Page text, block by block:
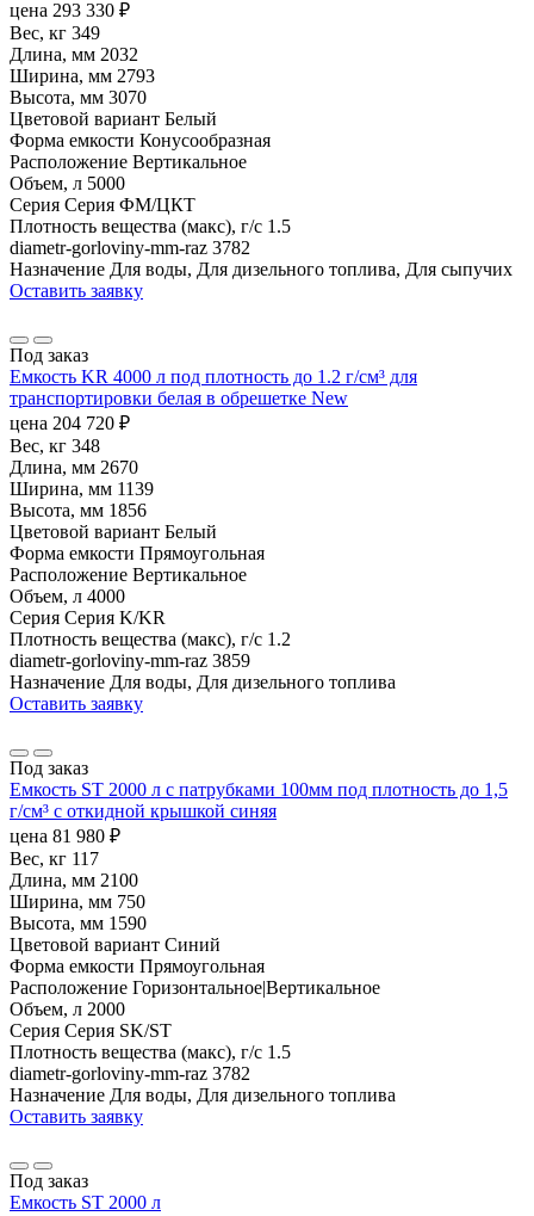
цена 293 330 ₽
Вес, кг 349
Длина, мм 2032
Ширина, мм 2793
Высота, мм 3070
Цветовой вариант Белый
Форма емкости Конусообразная
Расположение Вертикальное
Объем, л 5000
Серия Серия ФМ/ЦКТ
Плотность вещества (макс), г/с 1.5
diametr-gorloviny-mm-raz 3782
Назначение Для воды, Для дизельного топлива, Для сыпучих
Оставить заявку
Под заказ
Емкость KR 4000 л под плотность до 1.2 г/см³ для
транспортировки белая в обрешетке New
цена 204 720 ₽
Вес, кг 348
Длина, мм 2670
Ширина, мм 1139
Высота, мм 1856
Цветовой вариант Белый
Форма емкости Прямоугольная
Расположение Вертикальное
Объем, л 4000
Серия Серия K/KR
Плотность вещества (макс), г/с 1.2
diametr-gorloviny-mm-raz 3859
Назначение Для воды, Для дизельного топлива
Оставить заявку
Под заказ
Емкость ST 2000 л с патрубками 100мм под плотность до 1,5
г/см³ с откидной крышкой синяя
цена 81 980 ₽
Вес, кг 117
Длина, мм 2100
Ширина, мм 750
Высота, мм 1590
Цветовой вариант Синий
Форма емкости Прямоугольная
Расположение Горизонтальное|Вертикальное
Объем, л 2000
Серия Серия SK/ST
Плотность вещества (макс), г/с 1.5
diametr-gorloviny-mm-raz 3782
Назначение Для воды, Для дизельного топлива
Оставить заявку
Под заказ
Емкость ST 2000 л